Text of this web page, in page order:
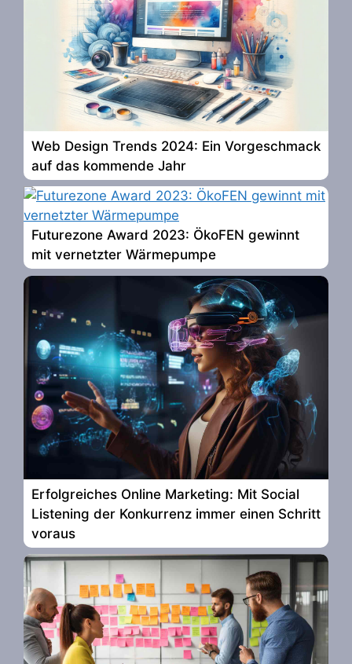
Web Design Trends 2024: Ein Vorgeschmack
auf das kommende Jahr
Futurezone Award 2023: ÖkoFEN gewinnt
mit vernetzter Wärmepumpe
Erfolgreiches Online Marketing: Mit Social
Listening der Konkurrenz immer einen Schritt
voraus